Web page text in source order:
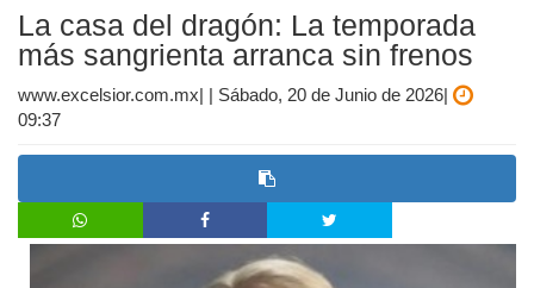
La casa del dragón: La temporada
más sangrienta arranca sin frenos
www.excelsior.com.mx| | Sábado, 20 de Junio de 2026|
09:37